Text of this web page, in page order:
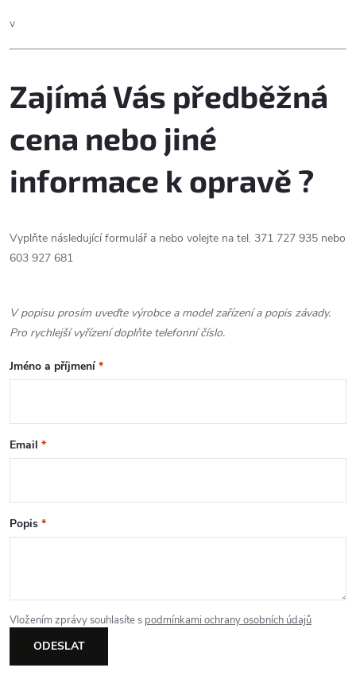
t
ů
k
t
ů
v
l
á
a
c
p
v
k
y
ý
i
s
v
Zajímá Vás předběžná
cena nebo jiné
informace k opravě ?
Vyplňte následující formulář a nebo volejte na tel. 371 727 935 nebo
603 927 681
V popisu prosím uveďte výrobce a model zařízení a popis závady.
Pro rychlejší vyřízení doplňte telefonní číslo.
Jméno a příjmení *
Email *
Popis *
Vložením zprávy souhlasíte s podmínkami ochrany osobních údajů